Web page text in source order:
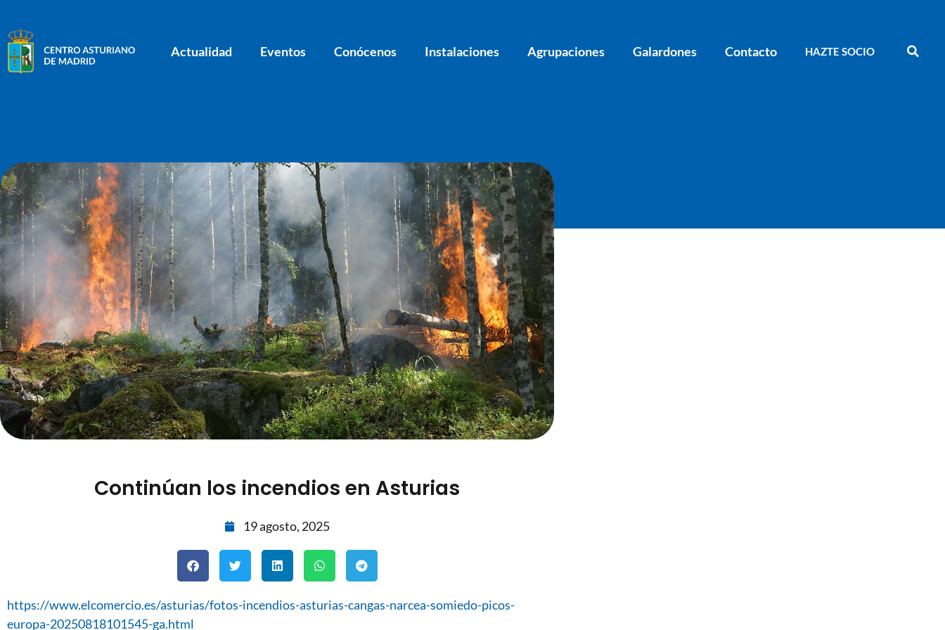
Actualidad Eventos Conócenos Instalaciones Agrupaciones Galardones Contacto HAZTE SOCIO
Continúan los incendios en Asturias
19 agosto, 2025
https://www.elcomercio.es/asturias/fotos-incendios-asturias-cangas-narcea-somiedo-picos-
europa-20250818101545-ga.html